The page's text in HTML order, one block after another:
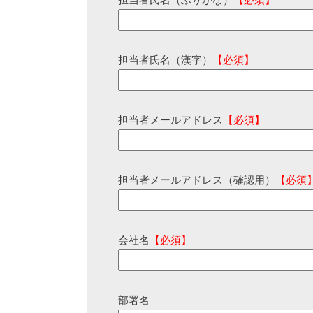
担当者氏名（漢字） 【必須】
担当者メールアドレス 【必須】
担当者メールアドレス（確認用） 【必須
会社名 【必須】
部署名